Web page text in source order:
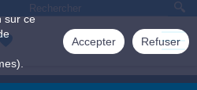
sur ce
Accepter Refuser